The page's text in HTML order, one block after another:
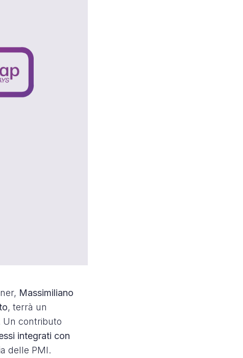
Massimiliano
, terrà un
Un contributo
integrati con
delle PMI.